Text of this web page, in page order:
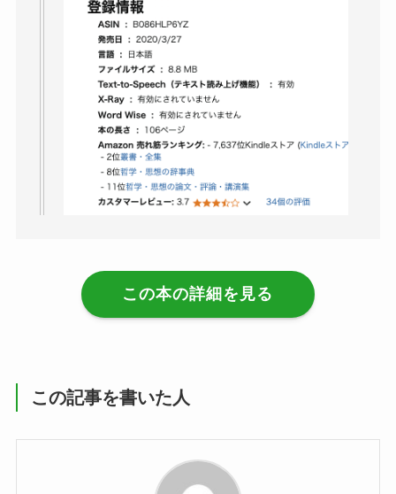
この本の詳細を見る
この記事を書いた人